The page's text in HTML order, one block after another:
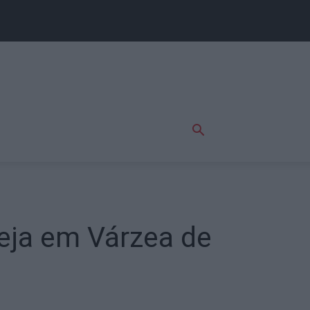
em Várzea de